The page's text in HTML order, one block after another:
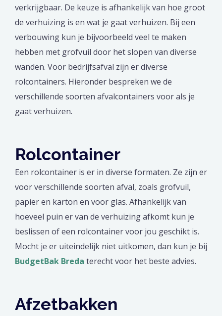
verkrijgbaar. De keuze is afhankelijk van hoe groot
de verhuizing is en wat je gaat verhuizen. Bij een
verbouwing kun je bijvoorbeeld veel te maken
hebben met grofvuil door het slopen van diverse
wanden. Voor bedrijfsafval zijn er diverse
rolcontainers. Hieronder bespreken we de
verschillende soorten afvalcontainers voor als je
gaat verhuizen.
Rolcontainer
Een rolcontainer is er in diverse formaten. Ze zijn er
voor verschillende soorten afval, zoals grofvuil,
papier en karton en voor glas. Afhankelijk van
hoeveel puin er van de verhuizing afkomt kun je
beslissen of een rolcontainer voor jou geschikt is.
Mocht je er uiteindelijk niet uitkomen, dan kun je bij
BudgetBak Breda terecht voor het beste advies.
Afzetbakken